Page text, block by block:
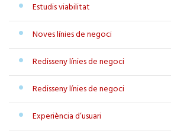
Estudis viabilitat
Noves línies de negoci
Redisseny línies de negoci
Redisseny línies de negoci
Experiència d’usuari